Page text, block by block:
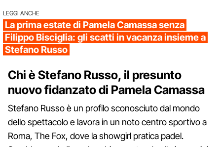
LEGGI ANCHE
La prima estate di Pamela Camassa senza
Filippo Bisciglia: gli scatti in vacanza insieme a
Stefano Russo
Chi è Stefano Russo, il presunto
nuovo fidanzato di Pamela Camassa
Stefano Russo è un profilo sconosciuto dal mondo
dello spettacolo e lavora in un noto centro sportivo a
Roma, The Fox, dove la showgirl pratica padel.